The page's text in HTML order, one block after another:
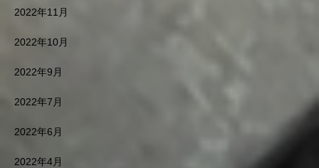
2022年11月
2022年10月
2022年9月
2022年7月
2022年6月
2022年4月